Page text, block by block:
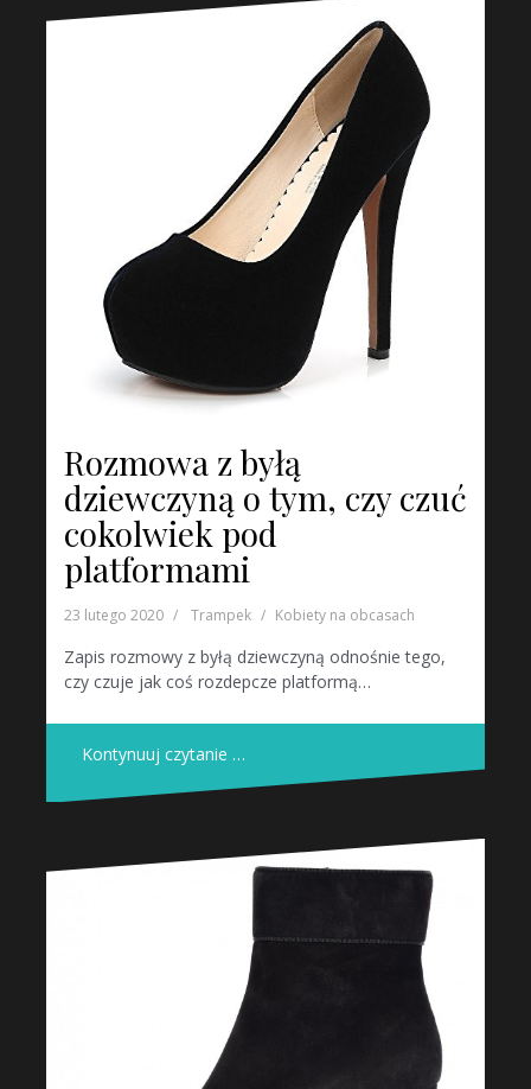
Rozmowa z byłą
dziewczyną o tym, czy czuć
cokolwiek pod
platformami
23 lutego 2020 Trampek Kobiety na obcasach
Zapis rozmowy z byłą dziewczyną odnośnie tego,
czy czuje jak coś rozdepcze platformą…
Kontynuuj czytanie …